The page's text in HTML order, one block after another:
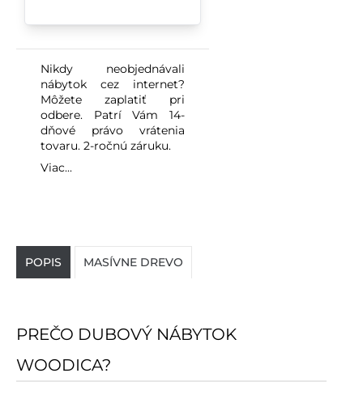
Nikdy neobjednávali
nábytok cez internet?
Môžete zaplatiť pri
odbere. Patrí Vám 14-
dňové právo vrátenia
tovaru. 2-ročnú záruku.
Viac...
POPIS MASÍVNE DREVO
PREČO DUBOVÝ NÁBYTOK
WOODICA?